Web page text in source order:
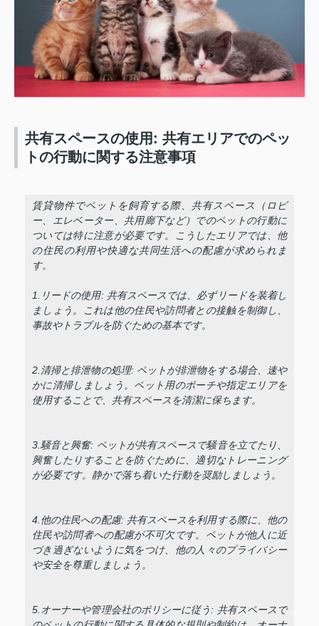
共有スペースの使用: 共有エリアでのペッ
トの行動に関する注意事項
賃貸物件でペットを飼育する際、共有スペース（ロビ
ー、エレベーター、共用廊下など）でのペットの行動に
ついては特に注意が必要です。こうしたエリアでは、他
の住民の利用や快適な共同生活への配慮が求められま
す。
1.リードの使用: 共有スペースでは、必ずリードを装着し
ましょう。これは他の住民や訪問者との接触を制御し、
事故やトラブルを防ぐための基本です。
2.清掃と排泄物の処理: ペットが排泄物をする場合、速や
かに清掃しましょう。ペット用のポーチや指定エリアを
使用することで、共有スペースを清潔に保ちます。
3.騒音と興奮: ペットが共有スペースで騒音を立てたり、
興奮したりすることを防ぐために、適切なトレーニング
が必要です。静かで落ち着いた行動を奨励しましょう。
4.他の住民への配慮: 共有スペースを利用する際に、他の
住民や訪問者への配慮が不可欠です。ペットが他人に近
づき過ぎないように気をつけ、他の人々のプライバシー
や安全を尊重しましょう。
5.オーナーや管理会社のポリシーに従う: 共有スペースで